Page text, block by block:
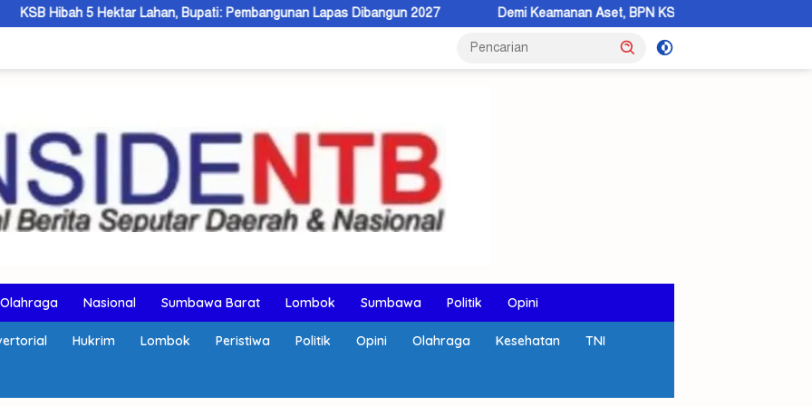
Lahan, Bupati: Pembangunan Lapas Dibangun 2027 Demi Keamanan Aset, BPN KSB Dorong Warga Beralih ke Sertipikat
Olahraga Nasional Sumbawa Barat Lombok Sumbawa Politik Opini
Hukrim Lombok Peristiwa Politik Opini Olahraga Kesehatan TNI